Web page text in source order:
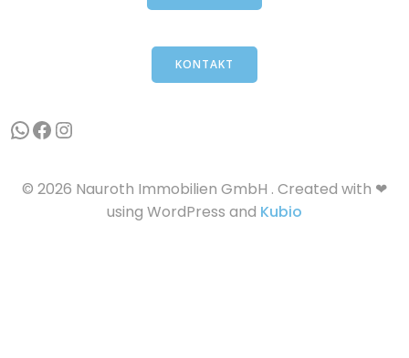
KONTAKT
WhatsApp
Facebook
Instagram
© 2026 Nauroth Immobilien GmbH . Created with ❤
using WordPress and Kubio